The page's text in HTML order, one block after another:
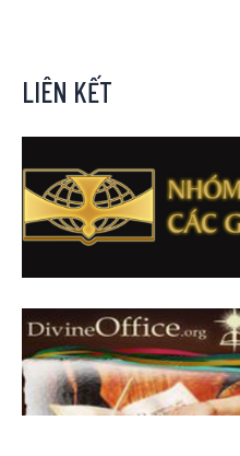
LIÊN KẾT